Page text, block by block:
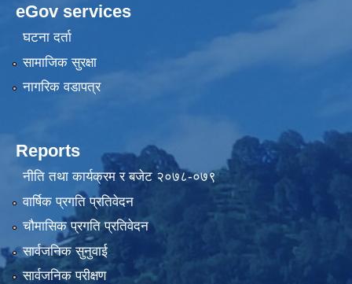
eGov services
घटना दर्ता
सामाजिक सुरक्षा
नागरिक वडापत्र
Reports
नीति तथा कार्यक्रम र बजेट २०७८-०७९
वार्षिक प्रगति प्रतिवेदन
चौमासिक प्रगति प्रतिवेदन
सार्वजनिक सुनुवाई
सार्वजनिक परीक्षण